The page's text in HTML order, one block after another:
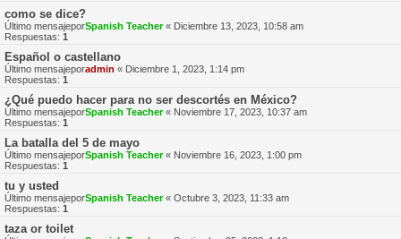
como se dice?
Último mensajeporSpanish Teacher« Diciembre 13, 2023, 10:58 am
Respuestas: 1
Español o castellano
Último mensajeporadmin « Diciembre 1, 2023, 1:14 pm
Respuestas: 1
¿Qué puedo hacer para no ser descortés en México?
Último mensajeporSpanish Teacher« Noviembre 17, 2023, 10:37 am
Respuestas: 1
La batalla del 5 de mayo
Último mensajeporSpanish Teacher« Noviembre 16, 2023, 1:00 pm
Respuestas: 1
tu y usted
Último mensajeporSpanish Teacher« Octubre 3, 2023, 11:33 am
Respuestas: 1
taza or toilet